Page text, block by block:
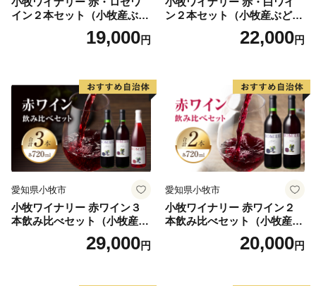
イン２本セット（小牧産ぶど
19,000円
ン２本セット（小牧産ぶどう
22,000円
愛知県小牧市
小牧ワイナリー 赤ワイン３
本飲み比べセット（小牧産ぶ
どう100％使用）29,000円
愛知県小牧市
小牧ワイナリー 赤ワイン２
本飲み比べセット（小牧産ぶ
どう100％使用）20,000円